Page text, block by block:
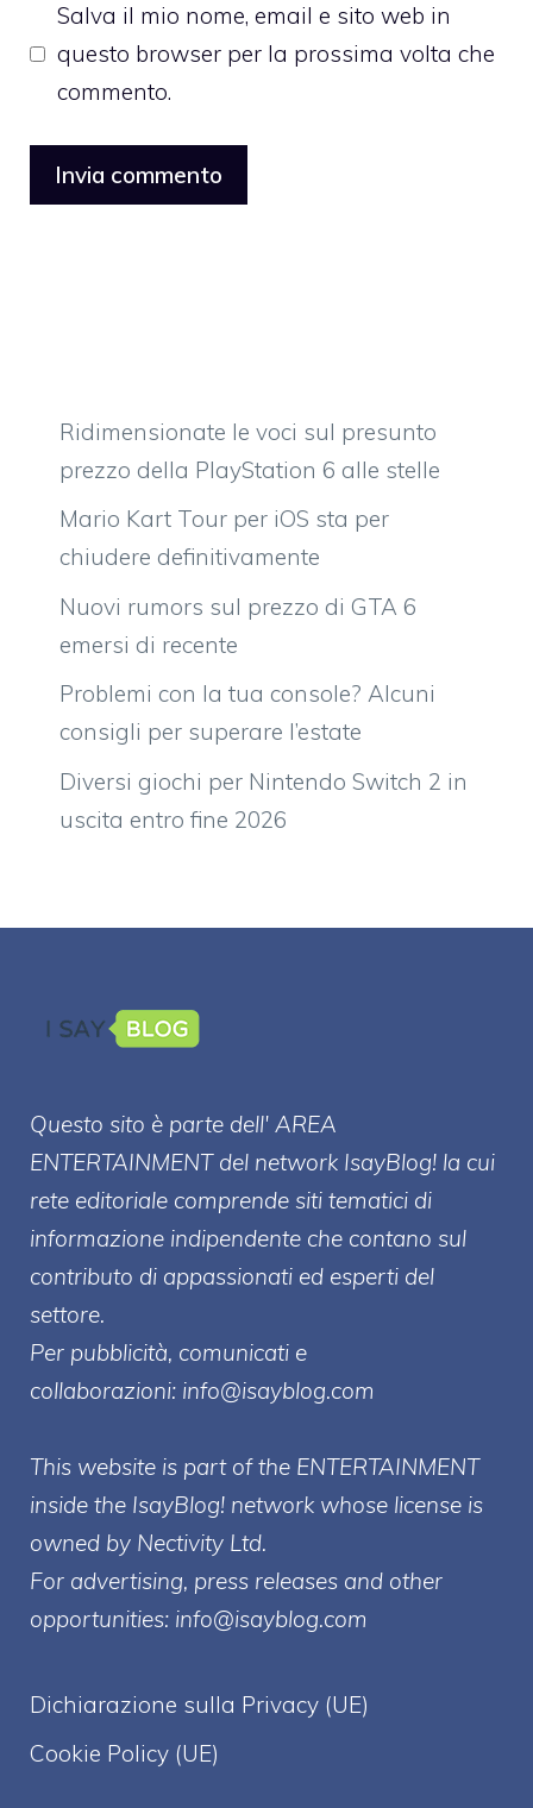
Salva il mio nome, email e sito web in
questo browser per la prossima volta che
commento.
Ridimensionate le voci sul presunto
prezzo della PlayStation 6 alle stelle
Mario Kart Tour per iOS sta per
chiudere definitivamente
Nuovi rumors sul prezzo di GTA 6
emersi di recente
Problemi con la tua console? Alcuni
consigli per superare l’estate
Diversi giochi per Nintendo Switch 2 in
uscita entro fine 2026
Questo sito è parte dell' AREA
ENTERTAINMENT del network IsayBlog! la cui
rete editoriale comprende siti tematici di
informazione indipendente che contano sul
contributo di appassionati ed esperti del
settore.
Per pubblicità, comunicati e
collaborazioni: info@isayblog.com
This website is part of the ENTERTAINMENT
inside the IsayBlog! network whose license is
owned by Nectivity Ltd.
For advertising, press releases and other
opportunities: info@isayblog.com
Dichiarazione sulla Privacy (UE)
Cookie Policy (UE)